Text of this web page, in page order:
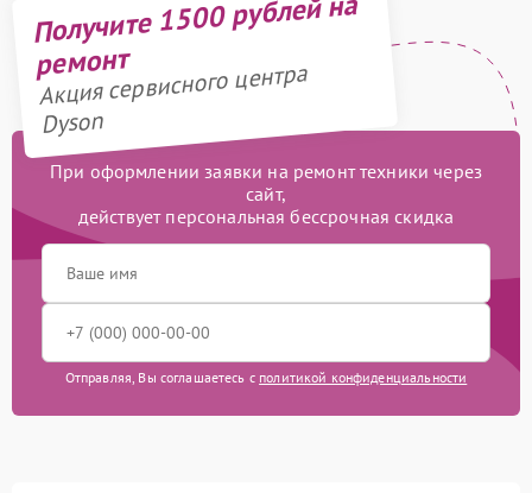
Получите 1500 рублей на
ремонт
Акция сервисного центра
Dyson
При оформлении заявки на ремонт техники через
сайт,
действует персональная бессрочная скидка
Отправляя, Вы соглашаетесь с политикой конфиденциальности